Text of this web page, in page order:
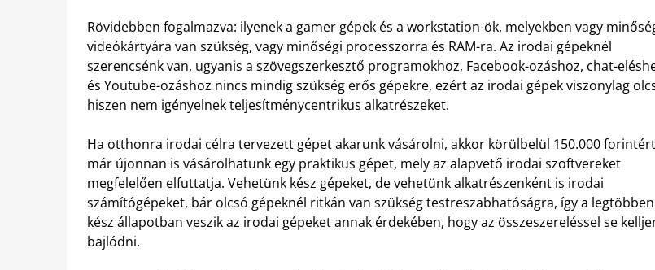
Rövidebben fogalmazva: ilyenek a gamer gépek és a workstation-ök, melyekben vagy
videókártyára van szükség, vagy minőségi processzorra és RAM-ra. Az irodai gépeknél
szerencsénk van, ugyanis a szövegszerkesztő programokhoz, Facebook-ozáshoz, chat-
és Youtube-ozáshoz nincs mindig szükség erős gépekre, ezért az irodai gépek viszonylag
hiszen nem igényelnek teljesítménycentrikus alkatrészeket.
Ha otthonra irodai célra tervezett gépet akarunk vásárolni, akkor körülbelül 150.000 forintért
már újonnan is vásárolhatunk egy praktikus gépet, mely az alapvető irodai szoftvereket
megfelelően elfuttatja. Vehetünk kész gépeket, de vehetünk alkatrészenként is irodai
számítógépeket, bár olcsó gépeknél ritkán van szükség testreszabhatóságra, így a legtöbben
kész állapotban veszik az irodai gépeket annak érdekében, hogy az összeszereléssel se
bajlódni.